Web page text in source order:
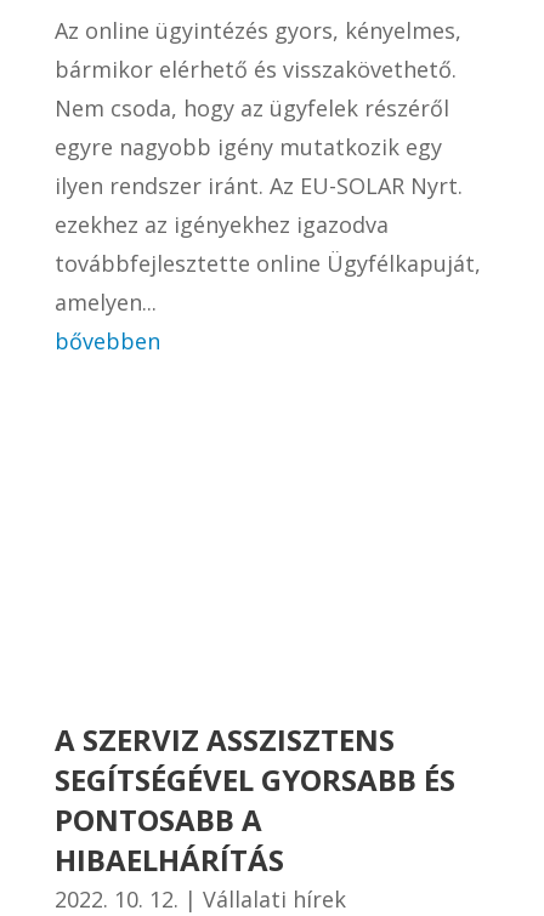
Az online ügyintézés gyors, kényelmes,
bármikor elérhető és visszakövethető.
Nem csoda, hogy az ügyfelek részéről
egyre nagyobb igény mutatkozik egy
ilyen rendszer iránt. Az EU-SOLAR Nyrt.
ezekhez az igényekhez igazodva
továbbfejlesztette online Ügyfélkapuját,
amelyen...
bővebben
A SZERVIZ ASSZISZTENS
SEGÍTSÉGÉVEL GYORSABB ÉS
PONTOSABB A
HIBAELHÁRÍTÁS
2022. 10. 12. | Vállalati hírek